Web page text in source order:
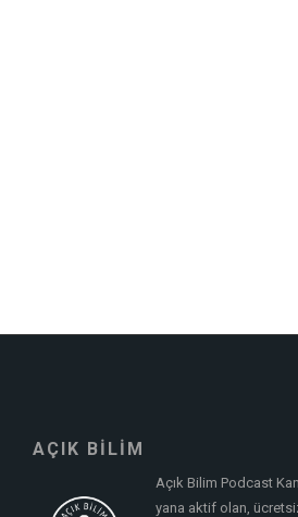
AÇIK BİLİM
Açık Bilim Podcast
yana aktif olan,